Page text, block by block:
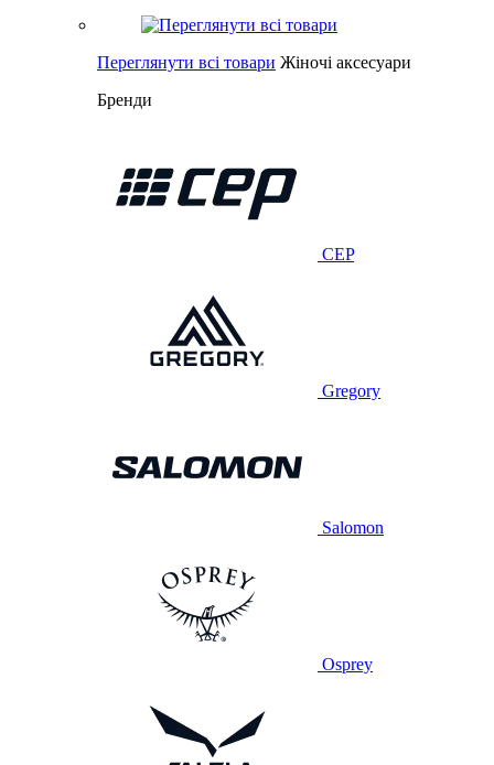
Переглянути всі товари Жіночі аксесуари
Бренди
CEP
Gregory
Salomon
Osprey